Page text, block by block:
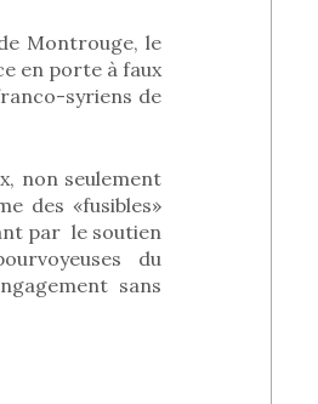
Montrouge, le
en porte à faux
syriens de
non seulement
des «fusibles»
par le soutien
du
sans